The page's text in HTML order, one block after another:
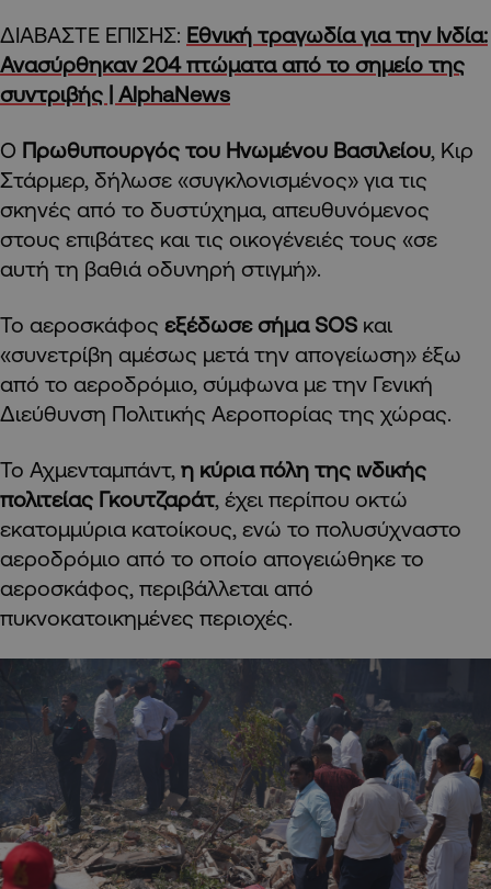
ΔΙΑΒΑΣΤΕ ΕΠΙΣΗΣ: Εθνική τραγωδία για την Ινδία:
Ανασύρθηκαν 204 πτώματα από το σημείο της
συντριβής | AlphaNews
Ο Πρωθυπουργός του Ηνωμένου Βασιλείου, Κιρ
Στάρμερ, δήλωσε «συγκλονισμένος» για τις
σκηνές από το δυστύχημα, απευθυνόμενος
στους επιβάτες και τις οικογένειές τους «σε
αυτή τη βαθιά οδυνηρή στιγμή».
Το αεροσκάφος εξέδωσε σήμα SOS και
«συνετρίβη αμέσως μετά την απογείωση» έξω
από το αεροδρόμιο, σύμφωνα με την Γενική
Διεύθυνση Πολιτικής Αεροπορίας της χώρας.
Το Αχμενταμπάντ, η κύρια πόλη της ινδικής
πολιτείας Γκουτζαράτ, έχει περίπου οκτώ
εκατομμύρια κατοίκους, ενώ το πολυσύχναστο
αεροδρόμιο από το οποίο απογειώθηκε το
αεροσκάφος, περιβάλλεται από
πυκνοκατοικημένες περιοχές.